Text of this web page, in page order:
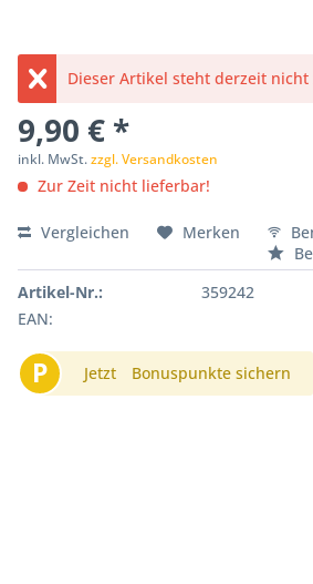
Dieser Artikel steht derzeit
9,90 € *
inkl. MwSt.zzgl. Versandkosten
Zur Zeit nicht lieferbar!
Vergleichen Merken
Artikel-Nr.:
359242
EAN:
P Jetzt Bonuspunkte sichern